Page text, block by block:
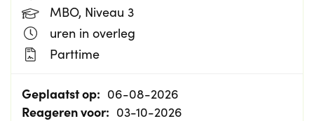
MBO, Niveau 3
uren in overleg
Parttime
Geplaatst op: 06-08-2026
Reageren voor: 03-10-2026